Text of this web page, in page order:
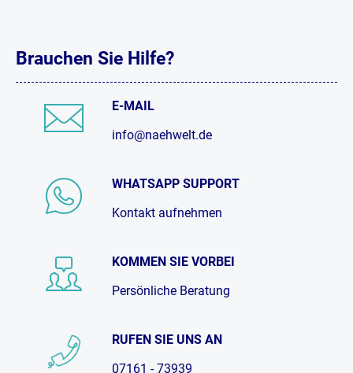
Brauchen Sie Hilfe?
E-MAIL
info@naehwelt.de
WHATSAPP SUPPORT
Kontakt aufnehmen
KOMMEN SIE VORBEI
Persönliche Beratung
RUFEN SIE UNS AN
07161 - 73939